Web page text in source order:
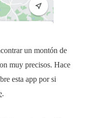
un montón de
muy precisos. Hace
esta app por si
.